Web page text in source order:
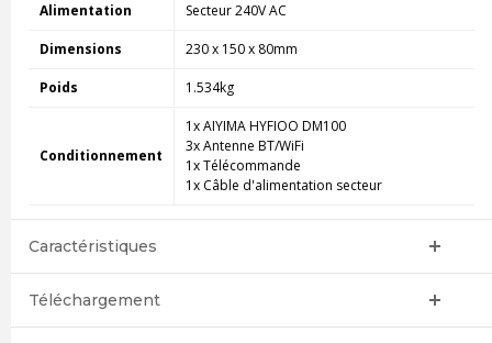
Alimentation Secteur 240V AC
Dimensions 230 x 150 x 80mm
Poids 1.534kg
Conditionnement
1x AIYIMA HYFIOO DM100
3x Antenne BT/WiFi
1x Télécommande
1x Câble d'alimentation secteur
Caractéristiques
Téléchargement